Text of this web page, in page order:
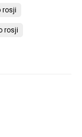
rosji
rosji